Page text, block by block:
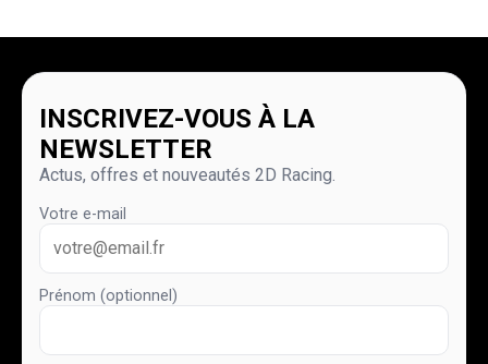
INSCRIVEZ-VOUS À LA
NEWSLETTER
Actus, offres et nouveautés 2D Racing.
Votre e-mail
Prénom (optionnel)